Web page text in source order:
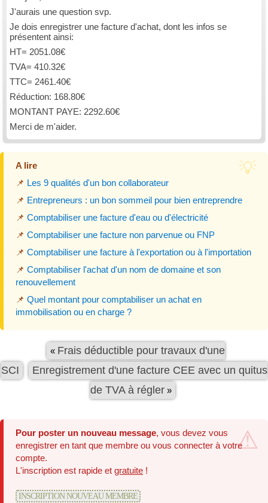
J'aurais une question svp.
Je dois enregistrer une facture d'achat, dont les infos se
présentent ainsi:
HT= 2051.08€
TVA= 410.32€
TTC= 2461.40€
Réduction: 168.80€
MONTANT PAYE: 2292.60€
Merci de m'aider.
A lire
📌 Les 9 qualités d'un bon collaborateur
📌 Entrepreneurs : un bon sommeil pour bien entreprendre
📌 Comptabiliser une facture d'eau ou d'électricité
📌 Comptabiliser une facture non parvenue ou FNP
📌 Comptabiliser une facture à l'exportation ou à l'importation
📌 Comptabiliser l'achat d'un nom de domaine et son
renouvellement
📌 Quel montant pour comptabiliser un achat en
immobilisation ou en charge ?
« Frais déductible pour travaux d'une
SCI
Enregistrement d'une facture CEE avec un quitus
de TVA à régler»
Pour poster un nouveau message, vous devez vous
enregistrer en tant que membre ou vous connecter à votre
compte.
L'inscription est rapide et gratuite !
INSCRIPTION NOUVEAU MEMBRE